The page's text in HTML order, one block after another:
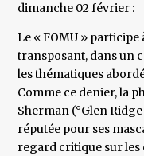
dimanche 02 février :
Le « FOMU » participe
transposant, dans un
les thématiques
Comme ce denier, la
Sherman (°Glen
réputée pour ses
regard critique sur